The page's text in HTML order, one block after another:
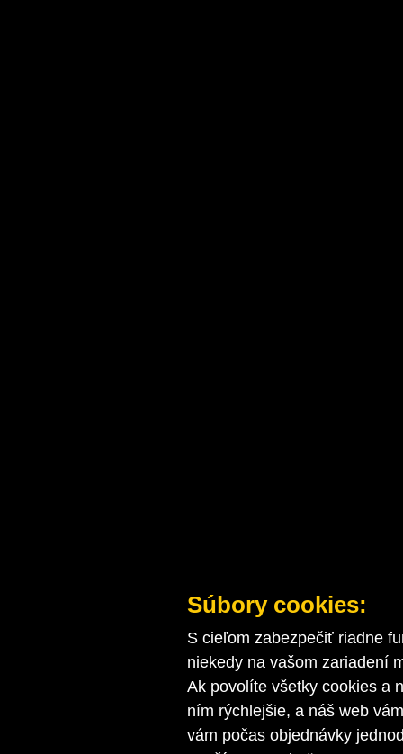
Súbory cookies:
S cieľom zabezpečiť riadne
niekedy na vašom zariadení
Ak povolíte všetky cookies a
ním rýchlejšie, a náš web
vám počas objednávky